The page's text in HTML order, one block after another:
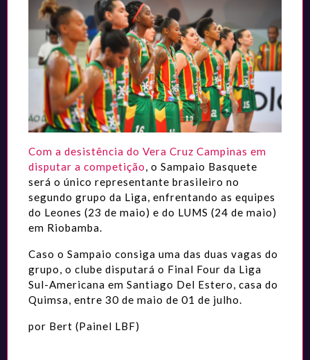
Com a desistência do Vera Cruz Campinas em
disputar a competição, o Sampaio Basquete
será o único representante brasileiro no
segundo grupo da Liga, enfrentando as equipes
do Leones (23 de maio) e do LUMS (24 de maio)
em Riobamba.
Caso o Sampaio consiga uma das duas vagas do
grupo, o clube disputará o Final Four da Liga
Sul-Americana em Santiago Del Estero, casa do
Quimsa, entre 30 de maio de 01 de julho.
por Bert (Painel LBF)